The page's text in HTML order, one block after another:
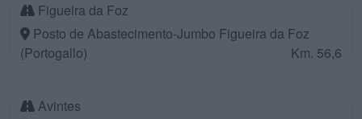
Figueira da Foz
Posto de Abastecimento-Jumbo Figueira da Foz
(Portogallo)
Km. 56,6
Avintes